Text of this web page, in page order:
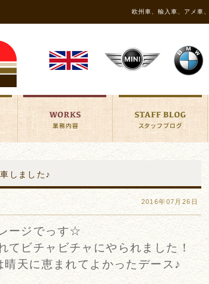
欧州車、輸入車、アメ車
しました♪
2016年07月26日
ージでっす☆
ビチャビチャにやられました！
天に恵まれてよかったデース♪